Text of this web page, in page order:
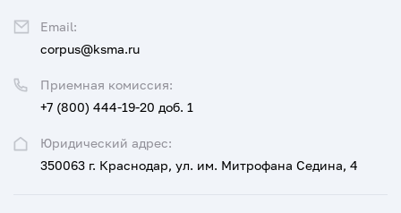
Юридический адрес:
350063 г. Краснодар, ул. им. Митрофана Седина, 4
Приемная комиссия:
+7 (800) 444-19-20 доб. 1
Email:
corpus@ksma.ru